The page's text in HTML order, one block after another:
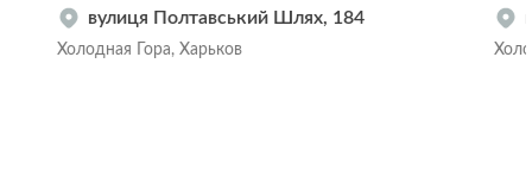
вулиця Полтавський Шлях, 184
Холодная Гора, Харьков